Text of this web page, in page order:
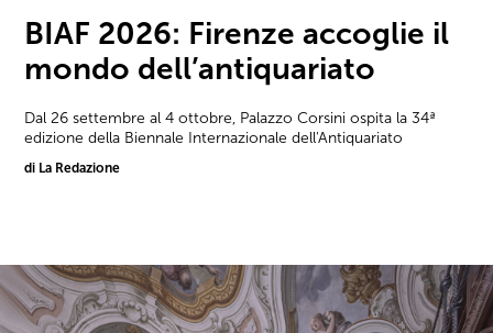
BIAF 2026: Firenze accoglie il
mondo dell’antiquariato
Dal 26 settembre al 4 ottobre, Palazzo Corsini ospita la 34ª
edizione della Biennale Internazionale dell'Antiquariato
di La Redazione